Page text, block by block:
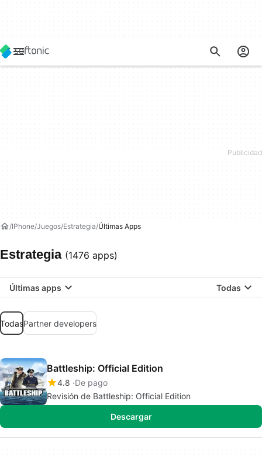
IPhone Juegos Estrategia Últimas Apps
Estrategia (1476 apps)
Últimas apps Todas
TodasPartner developers
Battleship: Official Edition
4.8 De pago
Revisión de Battleship: Official Edition
Descargar